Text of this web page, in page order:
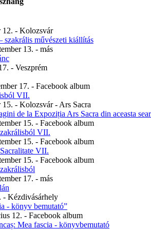
12. - Kolozsvár
szakrális művészeti kiállítás
13. - más
- Veszprém
17. - Facebook album
VII.
15. - Kolozsvár - Ars Sacra
de la Expoziția Ars Sacra din aceasta
15. - Facebook album
VII.
15. - Facebook album
VII.
15. - Facebook album
17. - más
- Kézdivásárhely
- könyv bemutató”
12. - Facebook album
Mea fascia - könyvbemutató